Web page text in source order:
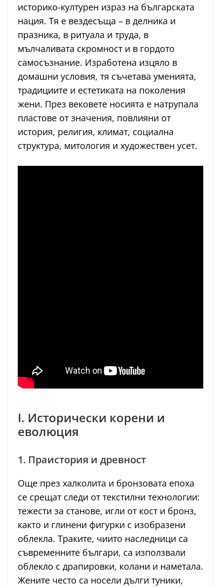
историко-културен израз на българската
нация. Тя е вездесъща – в делника и
празника, в ритуала и труда, в
мълчаливата скромност и в гордото
самосъзнание. Изработена изцяло в
домашни условия, тя съчетава уменията,
традициите и естетиката на поколения
жени. През вековете носията е натрупала
пластове от значения, повлияни от
история, религия, климат, социална
структура, митология и художествен усет.
I. Исторически корени и
еволюция
1. Праистория и древност
Още през халколита и бронзовата епоха
се срещат следи от текстилни технологии:
тежести за станове, игли от кост и бронз,
както и глинени фигурки с изобразени
облекла. Траките, чиито наследници са
съвременните българи, са използвали
облекло с драпировки, колани и наметала.
Жените често са носели дълги туники,